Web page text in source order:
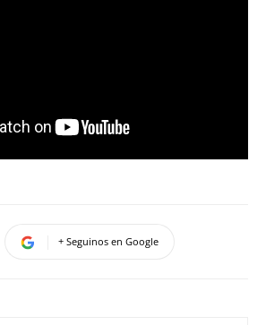
+ Seguinos en Google